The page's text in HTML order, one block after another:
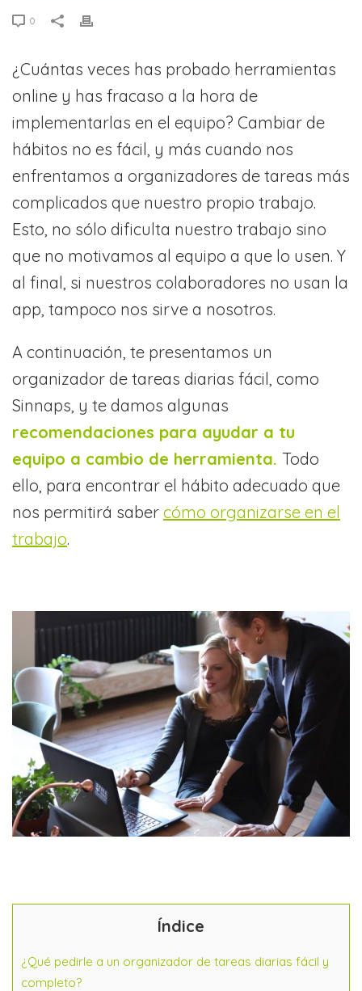
0
¿Cuántas veces has probado herramientas
online y has fracaso a la hora de
implementarlas en el equipo? Cambiar de
hábitos no es fácil, y más cuando nos
enfrentamos a organizadores de tareas más
complicados que nuestro propio trabajo.
Esto, no sólo dificulta nuestro trabajo sino
que no motivamos al equipo a que lo usen. Y
al final, si nuestros colaboradores no usan la
app, tampoco nos sirve a nosotros.
A continuación, te presentamos un
organizador de tareas diarias fácil, como
Sinnaps, y te damos algunas
recomendaciones para ayudar a tu
equipo a cambio de herramienta. Todo
ello, para encontrar el hábito adecuado que
nos permitirá saber cómo organizarse en el
trabajo.
Índice
¿Qué pedirle a un organizador de tareas diarias fácil y
completo?